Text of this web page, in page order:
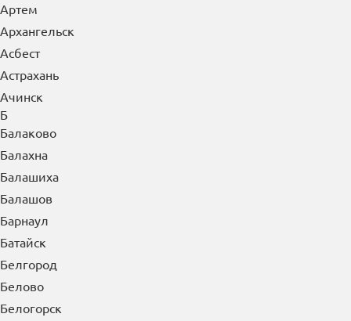
Артем
Архангельск
Асбест
Астрахань
Ачинск
Б
Балаково
Балахна
Балашиха
Балашов
Барнаул
Батайск
Белгород
Белово
Белогорск